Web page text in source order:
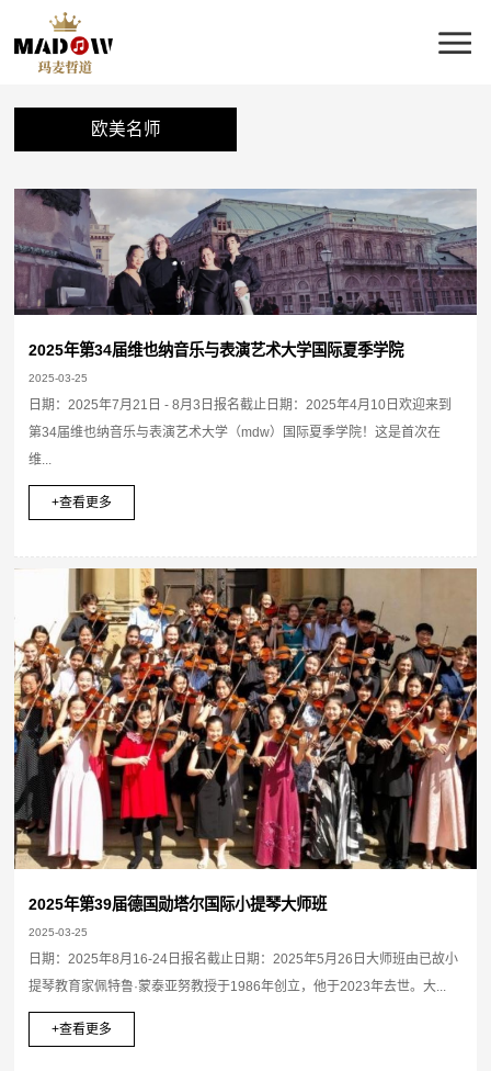
欧美名师
2025年第34届维也纳音乐与表演艺术大学国际夏季学院
2025-03-25
日期：2025年7月21日 - 8月3日报名截止日期：2025年4月10日欢迎来到
第34届维也纳音乐与表演艺术大学（mdw）国际夏季学院！这是首次在
维...
+查看更多
2025年第39届德国勋塔尔国际小提琴大师班
2025-03-25
日期：2025年8月16-24日报名截止日期：2025年5月26日大师班由已故小
提琴教育家佩特鲁·蒙泰亚努教授于1986年创立，他于2023年去世。大...
+查看更多